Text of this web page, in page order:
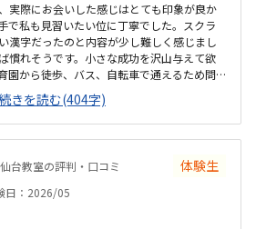
実際にお会いした感じはとても印象が良か
で私も見習いたい位に丁寧でした。スクラ
漢字だったのと内容が少し難しく感じまし
慣れそうです。小さな成功を沢山与えて欲
園から徒歩、バス、自転車で通えるため問
近所であれば良かったですが全く問題ない
企業の応接間らしく遊び心があり綺麗で良か
心です。ロボット系と比較すればリーズナブ
有り難いです。 家賃、人件費、ロイヤリテ
ら教えて下さいました。娘も気に入った様
に言っておりました。先述通りスクラッチ
な成功を沢山させて欲しいです。
きを読む(404字)
台教室の評判・口コミ 体験生
日：2026/05